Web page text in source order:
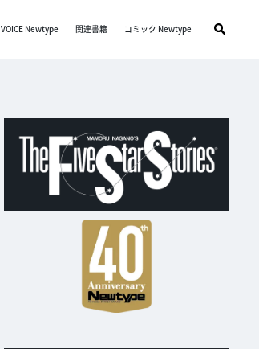
VOICE Newtype 関連書籍 コミック Newtype